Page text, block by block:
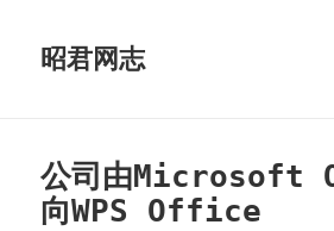
昭君网志
公司由Microsoft
向WPS Office